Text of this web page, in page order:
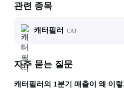
관련 종목
캐터필러 CAT
자주 묻는 질문
캐터필러의 1분기 매출이 왜 이